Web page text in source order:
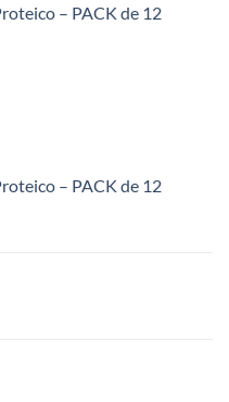
– PACK de 12
– PACK de 12